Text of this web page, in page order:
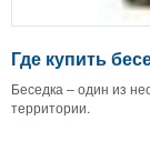
Где купить
Беседка – один из
территории.